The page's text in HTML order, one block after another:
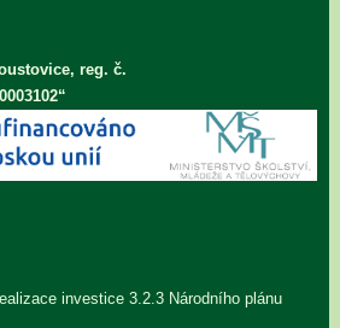
reg. č.
investice 3.2.3 Národního plánu